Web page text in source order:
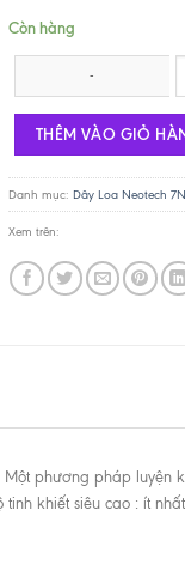
Còn hàng
THÊM VÀO GIỎ
Danh mục: Dây Loa Neotech 7N
Xem trên:
Một phương pháp luyện
khiết siêu cao : ít